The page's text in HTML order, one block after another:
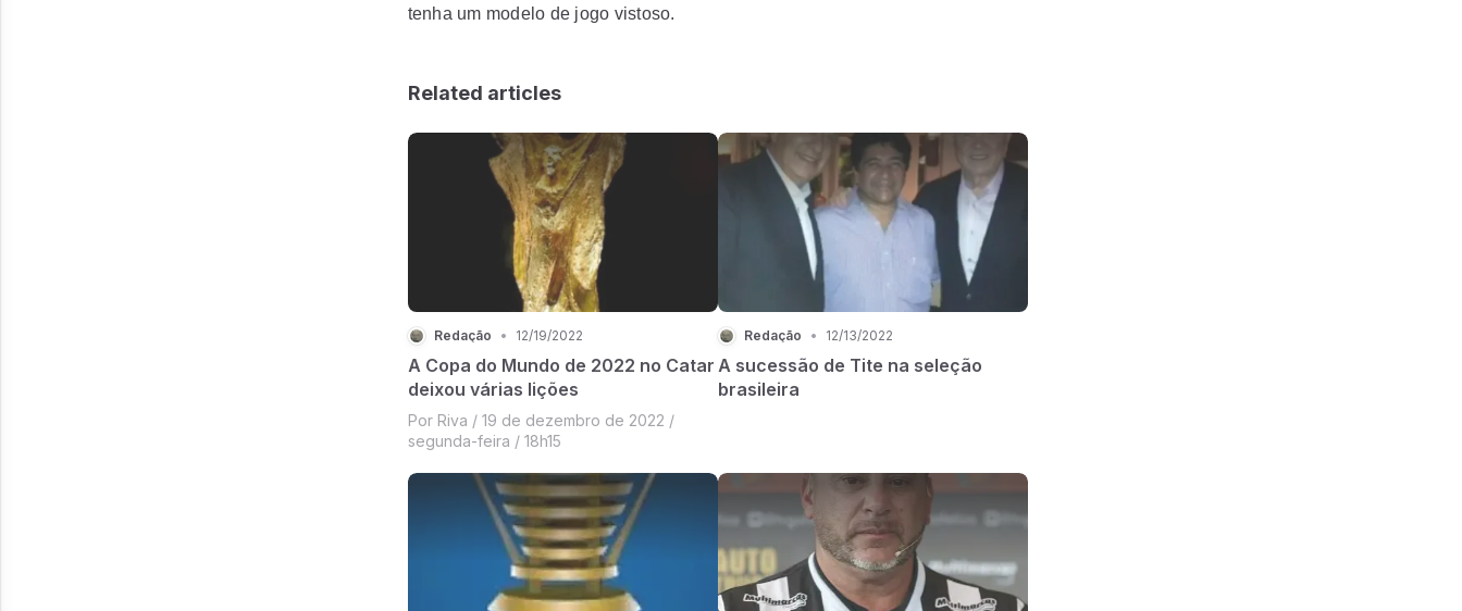
tenha um modelo de jogo vistoso.
Related articles
Redação • 12/19/2022
A Copa do Mundo de 2022 no Catar
deixou várias lições
Por Riva / 19 de dezembro de 2022 /
segunda-feira / 18h15
Redação • 12/13/2022
A sucessão de Tite na seleção
brasileira